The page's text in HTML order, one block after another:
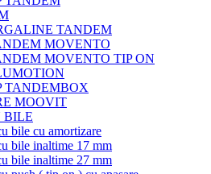
TANDEM
MOVENTO
MOVENTO TIP ON
TANDEMBOX
MOOVIT
BILE
bile cu amortizare
bile inaltime 17 mm
bile inaltime 27 mm